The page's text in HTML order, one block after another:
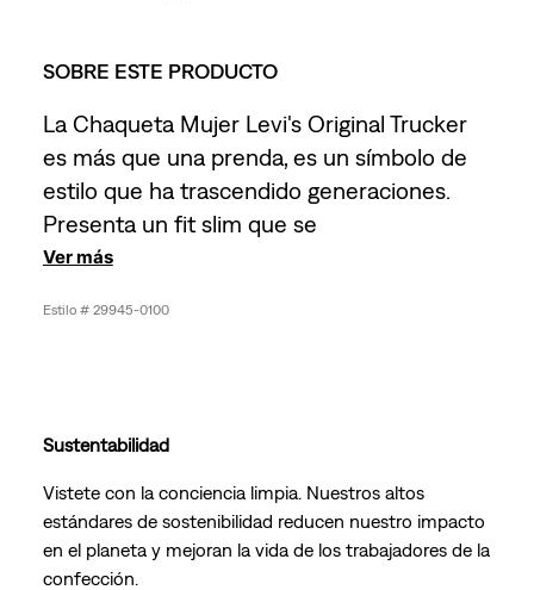
SOBRE ESTE PRODUCTO
La Chaqueta Mujer Levi's Original Trucker
es más que una prenda, es un símbolo de
estilo que ha trascendido generaciones.
Presenta un fit slim que se
Ver más
29945-0100
Sustentabilidad
Vistete con la conciencia limpia. Nuestros altos
estándares de sostenibilidad reducen nuestro impacto
en el planeta y mejoran la vida de los trabajadores de la
confección.